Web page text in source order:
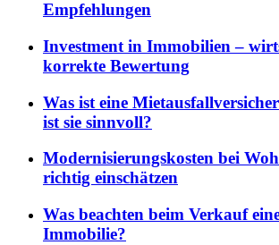
Empfehlungen
Investment in Immobilien –
korrekte Bewertung
Was ist eine
ist sie sinnvoll?
Modernisierungskosten bei
richtig einschätzen
Was beachten beim Verkauf
Immobilie?